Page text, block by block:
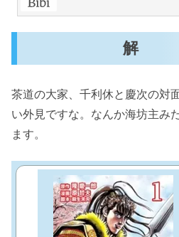
解
茶道の大家、千利休と慶次の対
い外見ですな。なんか海坊主み
ます。